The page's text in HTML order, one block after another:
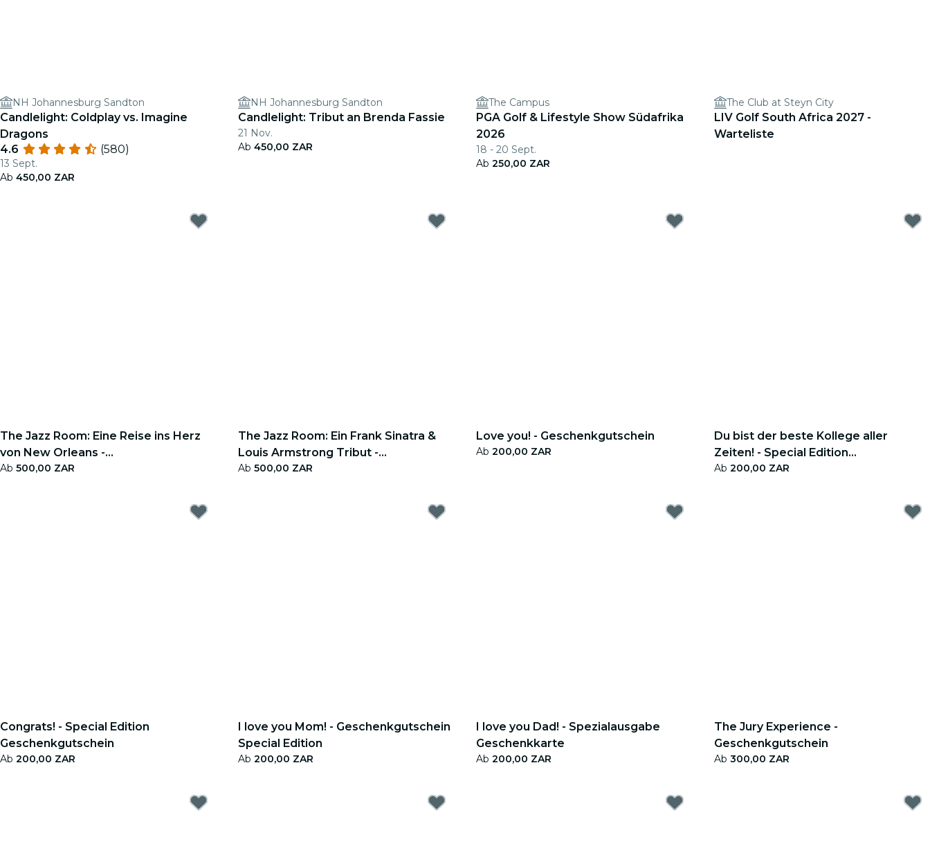
NH Johannesburg Sandton
Candlelight: Coldplay vs. Imagine
Dragons
4.6
(580)
13 Sept.
Ab 450,00 ZAR
NH Johannesburg Sandton
Candlelight: Tribut an Brenda Fassie
21 Nov.
Ab 450,00 ZAR
The Campus
PGA Golf & Lifestyle Show Südafrika
2026
18 - 20 Sept.
Ab 250,00 ZAR
The Club at Steyn City
LIV Golf South Africa 2027 -
Warteliste
The Jazz Room: Eine Reise ins Herz
von New Orleans -
Geschenkgutschein
Ab 500,00 ZAR
The Jazz Room: Ein Frank Sinatra &
Louis Armstrong Tribut -
Geschenkgutschein
Ab 500,00 ZAR
Love you! - Geschenkgutschein
Ab 200,00 ZAR
Du bist der beste Kollege aller
Zeiten! - Special Edition
Geschenkgutschein
Ab 200,00 ZAR
Congrats! - Special Edition
Geschenkgutschein
Ab 200,00 ZAR
I love you Mom! - Geschenkgutschein
Special Edition
Ab 200,00 ZAR
I love you Dad! - Spezialausgabe
Geschenkkarte
Ab 200,00 ZAR
The Jury Experience -
Geschenkgutschein
Ab 300,00 ZAR